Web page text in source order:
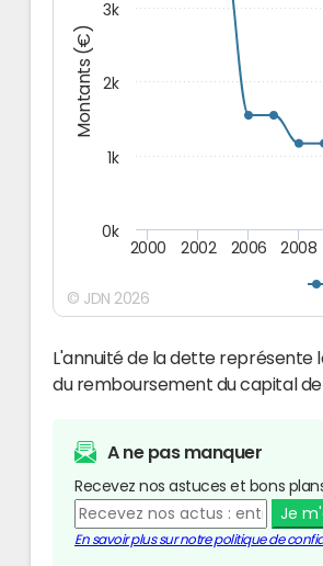
Montants (€)
2000 2002 2006 2008
0k
1k
2k
3k
© JDN 2026
L'annuité de la dette
du remboursement du capital
A ne pas manquer
Recevez nos astuces et bons
Je
En savoir plus sur notre politique de